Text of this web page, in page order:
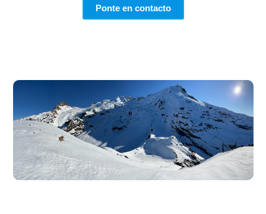
Ponte en contacto